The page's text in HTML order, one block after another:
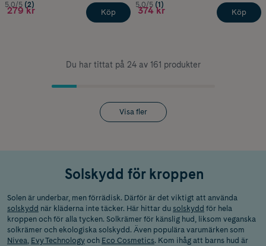
5.0/5 (2)
279 kr Köp
5.0/5 (1)
374 kr Köp
Du har tittat på 24 av 161 produkter
Visa fler
Solskydd för kroppen
Solen är underbar, men förrädisk. Därför är det viktigt att använda
solskydd när kläderna inte täcker. Här hittar du solskydd för hela
kroppen och för alla tycken. Solkrämer för känslig hud, liksom veganska
solkrämer och ekologiska solskydd. Även populära varumärken som
Nivea, Evy Technology och Eco Cosmetics. Kom ihåg att barns hud är